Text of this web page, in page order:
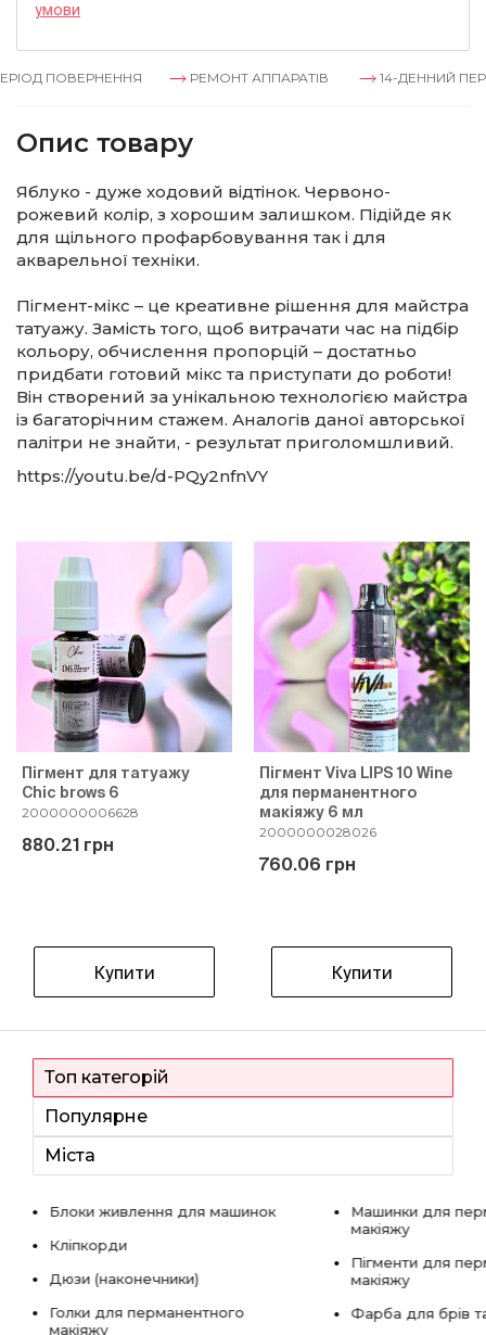
умови
ПОВЕРНЕННЯ РЕМОНТ АППАРАТІВ 14-ДЕННИЙ
Опис товару
Яблуко - дуже ходовий відтінок. Червоно-
рожевий колір, з хорошим залишком. Підійде як
для щільного профарбовування так і для
акварельної техніки.
Пігмент-мікс – це креативне рішення для майстра
татуажу. Замість того, щоб витрачати час на підбір
кольору, обчислення пропорцій – достатньо
придбати готовий мікс та приступати до роботи!
Він створений за унікальною технологією майстра
із багаторічним стажем. Аналогів даної авторської
палітри не знайти, - результат приголомшливий.
https://youtu.be/d-PQy2nfnVY
Пігмент для татуажу
Chic brows 6
2000000006628
880.21 грн
Купити
Пігмент Viva LIPS 10 Wine
для перманентного
макіяжу 6 мл
2000000028026
760.06 грн
Купити
Топ категорій
Популярне
Міста
Блоки живлення для машинок
Кліпкорди
Дюзи (наконечники)
Голки для перманентного
макіяжу
Машинки для
макіяжу
Пігменти для
макіяжу
Фарба для брів